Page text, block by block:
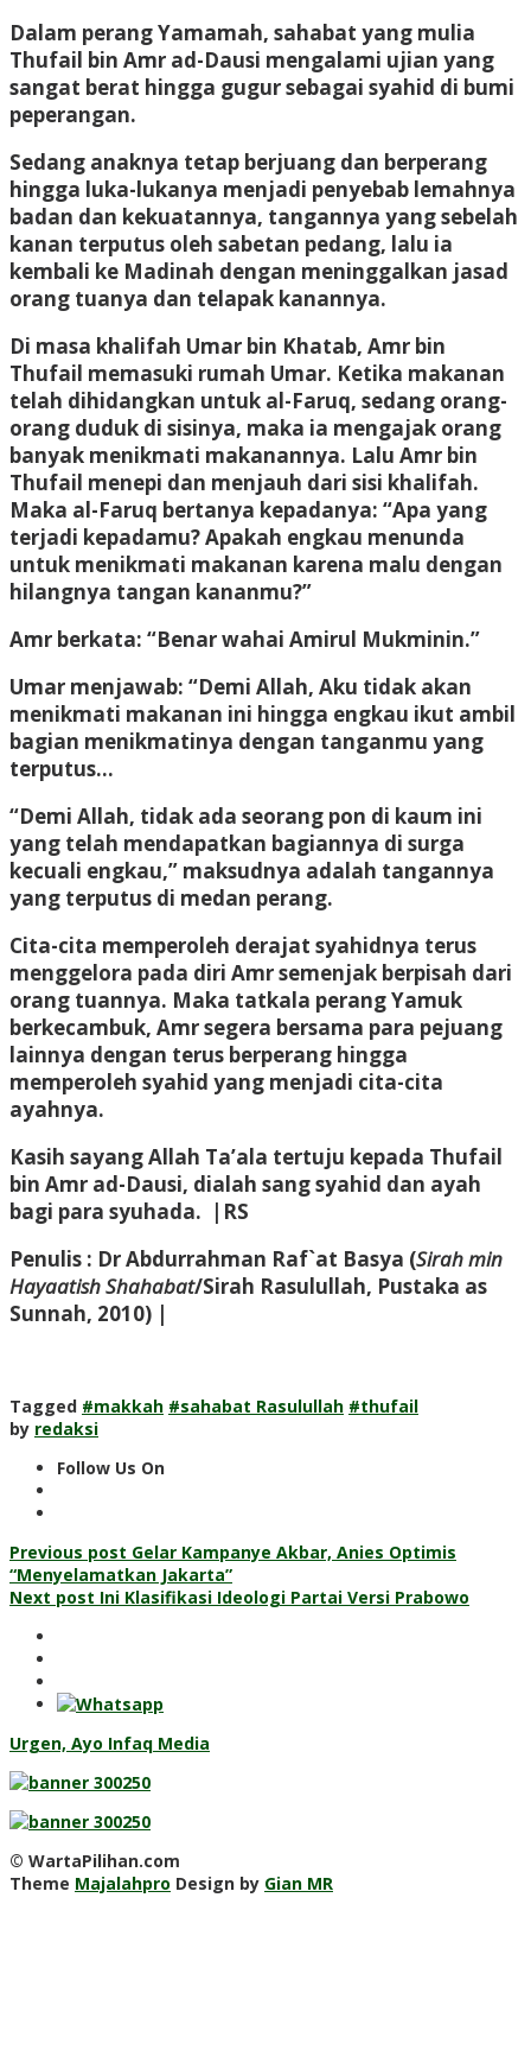
Dalam perang Yamamah, sahabat yang mulia
Thufail bin Amr ad-Dausi mengalami ujian yang
sangat berat hingga gugur sebagai syahid di bumi
peperangan.
Sedang anaknya tetap berjuang dan berperang
hingga luka-lukanya menjadi penyebab lemahnya
badan dan kekuatannya, tangannya yang sebelah
kanan terputus oleh sabetan pedang, lalu ia
kembali ke Madinah dengan meninggalkan jasad
orang tuanya dan telapak kanannya.
Di masa khalifah Umar bin Khatab, Amr bin
Thufail memasuki rumah Umar. Ketika makanan
telah dihidangkan untuk al-Faruq, sedang orang-
orang duduk di sisinya, maka ia mengajak orang
banyak menikmati makanannya. Lalu Amr bin
Thufail menepi dan menjauh dari sisi khalifah.
Maka al-Faruq bertanya kepadanya: “Apa yang
terjadi kepadamu? Apakah engkau menunda
untuk menikmati makanan karena malu dengan
hilangnya tangan kananmu?”
Amr berkata: “Benar wahai Amirul Mukminin.”
Umar menjawab: “Demi Allah, Aku tidak akan
menikmati makanan ini hingga engkau ikut ambil
bagian menikmatinya dengan tanganmu yang
terputus…
“Demi Allah, tidak ada seorang pon di kaum ini
yang telah mendapatkan bagiannya di surga
kecuali engkau,” maksudnya adalah tangannya
yang terputus di medan perang.
Cita-cita memperoleh derajat syahidnya terus
menggelora pada diri Amr semenjak berpisah dari
orang tuannya. Maka tatkala perang Yamuk
berkecambuk, Amr segera bersama para pejuang
lainnya dengan terus berperang hingga
memperoleh syahid yang menjadi cita-cita
ayahnya.
Kasih sayang Allah Ta’ala tertuju kepada Thufail
bin Amr ad-Dausi, dialah sang syahid dan ayah
bagi para syuhada. |RS
Penulis : Dr Abdurrahman Raf`at Basya (Sirah min
Hayaatish Shahabat/Sirah Rasulullah, Pustaka as
Sunnah, 2010) |
Tagged #makkah #sahabat Rasulullah #thufail
by redaksi
Follow Us On
Post
navigation
Previous post Gelar Kampanye Akbar, Anies Optimis
“Menyelamatkan Jakarta”
Next post Ini Klasifikasi Ideologi Partai Versi Prabowo
Urgen, Ayo Infaq Media
© WartaPilihan.com
Theme Majalahpro Design by Gian MR